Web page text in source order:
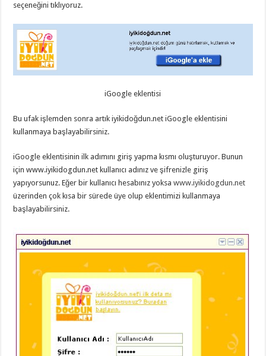
seçeneğini tıklıyoruz.
iGoogle eklentisi
Bu ufak işlemden sonra artık iyikidoğdun.net iGoogle eklentisini
kullanmaya başlayabilirsiniz.
iGoogle eklentisinin ilk adımını giriş yapma kısmı oluşturuyor. Bunun
için www.iyikidogdun.net kullanıcı adınız ve şifrenizle giriş
yapıyorsunuz. Eğer bir kullanıcı hesabınız yoksawww.iyikidogdun.net
üzerinden çok kısa bir sürede üye olup eklentimizi kullanmaya
başlayabilirsiniz.